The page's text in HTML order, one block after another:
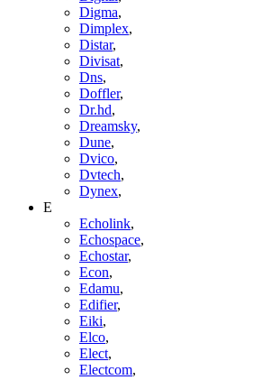
Digma,
Dimplex,
Distar,
Divisat,
Dns,
Doffler,
Dr.hd,
Dreamsky,
Dune,
Dvico,
Dvtech,
Dynex,
E
Echolink,
Echospace,
Echostar,
Econ,
Edamu,
Edifier,
Eiki,
Elco,
Elect,
Electcom,